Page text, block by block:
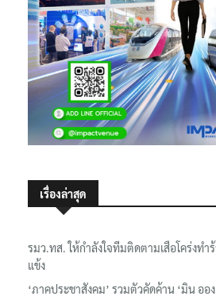
เรื่องล่าสุด
รมว.ทส. ให้กำลังใจทีมติดตามเสือโคร่งทำ
แข้ง
‘ภาคประชาสังคม’ รวมตัวคัดค้าน ‘มิน ออง